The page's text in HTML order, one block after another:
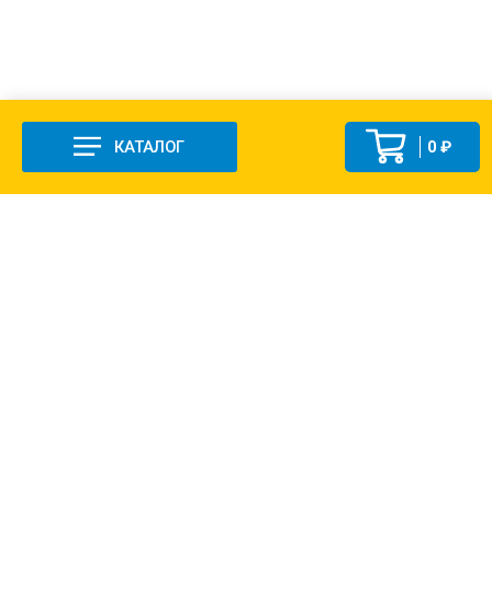
КАТАЛОГ 0 ₽